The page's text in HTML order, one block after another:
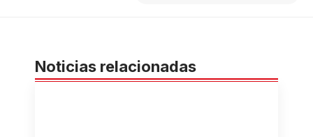
Noticias relacionadas